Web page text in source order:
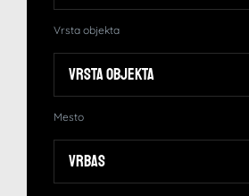
Vrsta objekta
Mesto